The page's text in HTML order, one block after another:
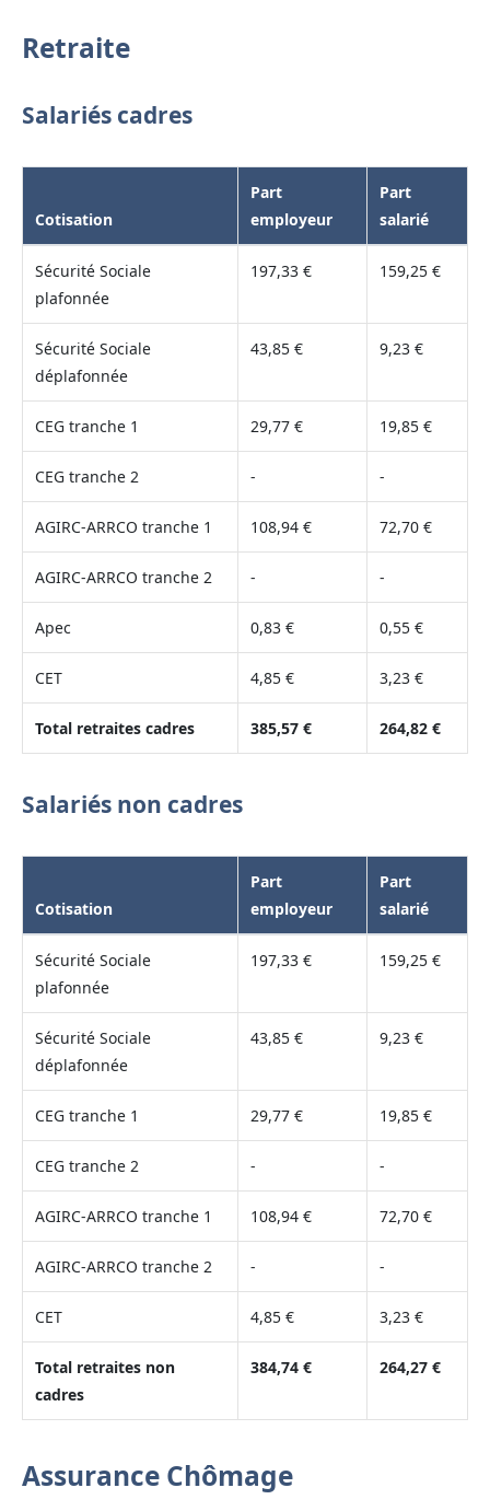
Retraite
Salariés cadres
Cotisation
Part
employeur
Part
salarié
Sécurité Sociale
plafonnée
197,33 € 159,25 €
Sécurité Sociale
déplafonnée
43,85 € 9,23 €
CEG tranche 1 29,77 € 19,85 €
CEG tranche 2 - -
AGIRC-ARRCO tranche 1 108,94 € 72,70 €
AGIRC-ARRCO tranche 2 - -
Apec 0,83 € 0,55 €
CET 4,85 € 3,23 €
Total retraites cadres 385,57 € 264,82 €
Salariés non cadres
Cotisation
Part
employeur
Part
salarié
Sécurité Sociale
plafonnée
197,33 € 159,25 €
Sécurité Sociale
déplafonnée
43,85 € 9,23 €
CEG tranche 1 29,77 € 19,85 €
CEG tranche 2 - -
AGIRC-ARRCO tranche 1 108,94 € 72,70 €
AGIRC-ARRCO tranche 2 - -
CET 4,85 € 3,23 €
Total retraites non
cadres
384,74 € 264,27 €
Assurance Chômage